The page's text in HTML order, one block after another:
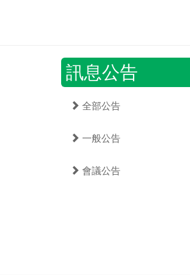
訊息公告
全部公告
一般公告
會議公告